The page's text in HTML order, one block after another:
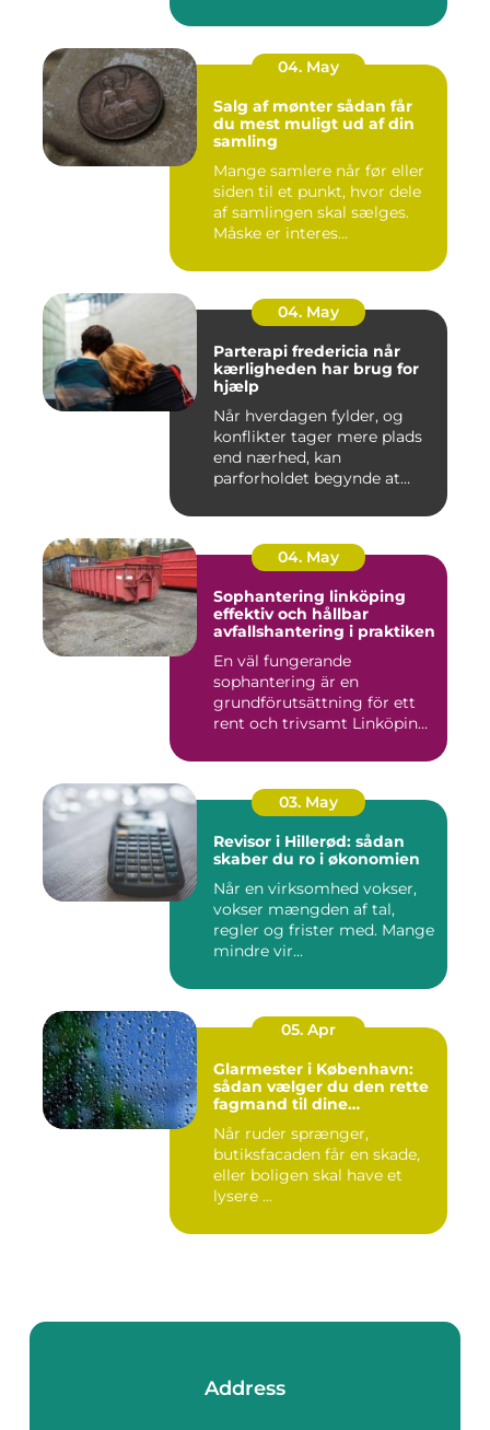
04. May
Salg af mønter sådan får
du mest muligt ud af din
samling
Mange samlere når før eller
siden til et punkt, hvor dele
af samlingen skal sælges.
Måske er interes...
04. May
Parterapi fredericia når
kærligheden har brug for
hjælp
Når hverdagen fylder, og
konflikter tager mere plads
end nærhed, kan
parforholdet begynde at
04. May
Sophantering linköping
effektiv och hållbar
avfallshantering i praktiken
En väl fungerande
sophantering är en
grundförutsättning för ett
rent och trivsamt Linköping.
03. May
Revisor i Hillerød: sådan
skaber du ro i økonomien
Når en virksomhed vokser,
vokser mængden af tal,
regler og frister med. Mange
mindre vir...
05. Apr
Glarmester i København:
sådan vælger du den rette
fagmand til dine
Når ruder sprænger,
butiksfacaden får en skade,
eller boligen skal have et
lysere ...
Address